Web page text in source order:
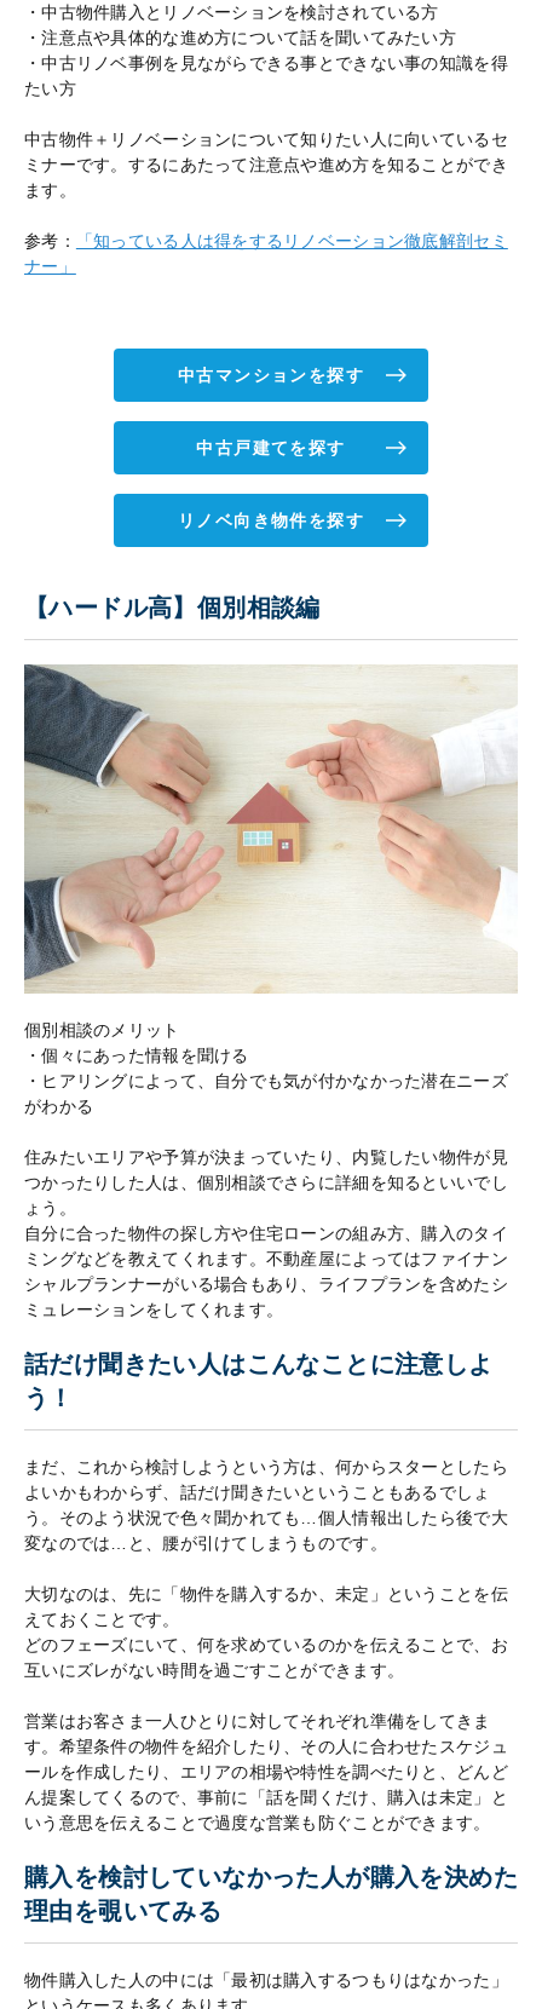
・中古物件購入とリノベーションを検討されている方
・注意点や具体的な進め方について話を聞いてみたい方
・中古リノベ事例を見ながらできる事とできない事の知識を得
たい方
中古物件＋リノベーションについて知りたい人に向いているセ
ミナーです。するにあたって注意点や進め方を知ることができ
ます。
参考：
「知っている人は得をするリノベーション徹底解剖セミ
ナー」
中古マンションを探す
中古戸建てを探す
リノベ向き物件を探す
【ハードル高】個別相談編
個別相談のメリット
・個々にあった情報を聞ける
・ヒアリングによって、自分でも気が付かなかった潜在ニーズ
がわかる
住みたいエリアや予算が決まっていたり、内覧したい物件が見
つかったりした人は、個別相談でさらに詳細を知るといいでし
ょう。
自分に合った物件の探し方や住宅ローンの組み方、購入のタイ
ミングなどを教えてくれます。不動産屋によってはファイナン
シャルプランナーがいる場合もあり、ライフプランを含めたシ
ミュレーションをしてくれます。
話だけ聞きたい人はこんなことに注意しよ
う！
まだ、これから検討しようという方は、何からスターとしたら
よいかもわからず、話だけ聞きたいということもあるでしょ
う。そのよう状況で色々聞かれても…個人情報出したら後で大
変なのでは…と、腰が引けてしまうものです。
大切なのは、先に「物件を購入するか、未定」ということを伝
えておくことです。
どのフェーズにいて、何を求めているのかを伝えることで、お
互いにズレがない時間を過ごすことができます。
営業はお客さま一人ひとりに対してそれぞれ準備をしてきま
す。希望条件の物件を紹介したり、その人に合わせたスケジュ
ールを作成したり、エリアの相場や特性を調べたりと、どんど
ん提案してくるので、事前に「話を聞くだけ、購入は未定」と
いう意思を伝えることで過度な営業も防ぐことができます。
購入を検討していなかった人が購入を決めた
理由を覗いてみる
物件購入した人の中には「最初は購入するつもりはなかった」
というケースも多くあります。